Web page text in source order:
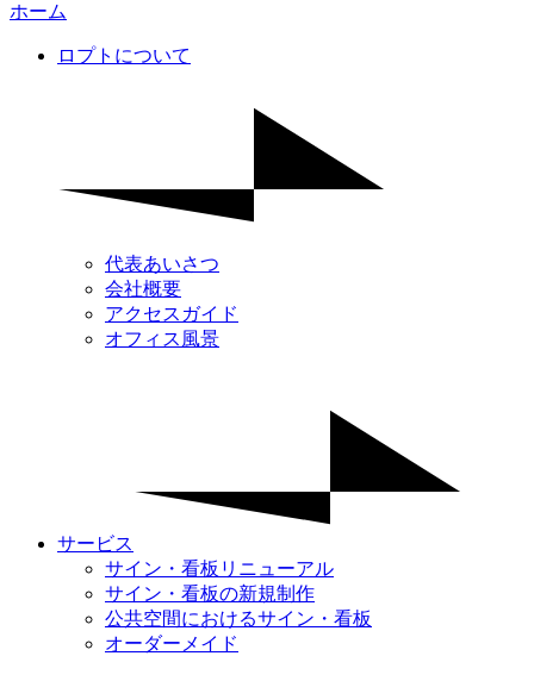
ホーム
ロプトについて
代表あいさつ
会社概要
アクセスガイド
オフィス風景
サービス
サイン・看板リニューアル
サイン・看板の新規制作
公共空間におけるサイン・看板
オーダーメイド